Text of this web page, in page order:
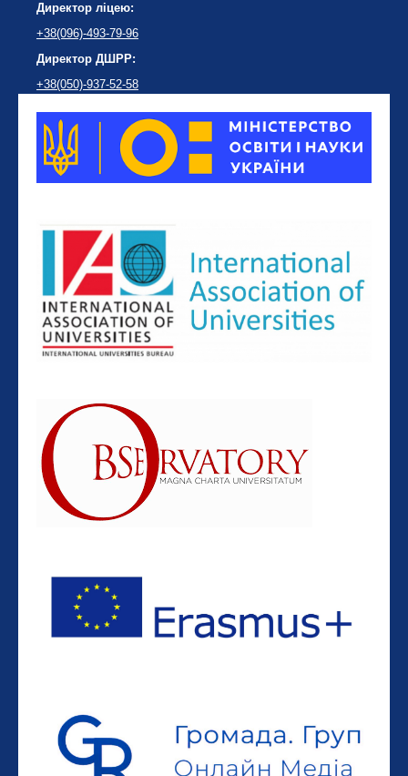
Директор ліцею:
+38(096)-493-79-96
Директор ДШРР:
+38(050)-937-52-58